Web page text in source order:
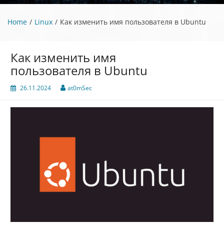
Home Linux Как изменить имя пользователя в Ubuntu
Как изменить имя
пользователя в Ubuntu
26.11.2024 at0mSec